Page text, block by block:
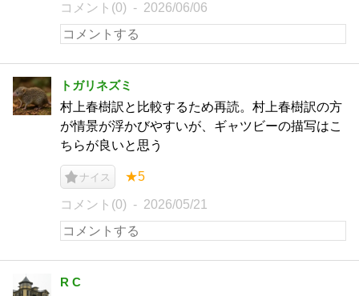
コメント(0) 2026/06/06
トガリネズミ
村上春樹訳と比較するため再読。村上春樹訳の方
が情景が浮かびやすいが、ギャツビーの描写はこ
ちらが良いと思う
ナイス ★5
コメント(0) 2026/05/21
R C